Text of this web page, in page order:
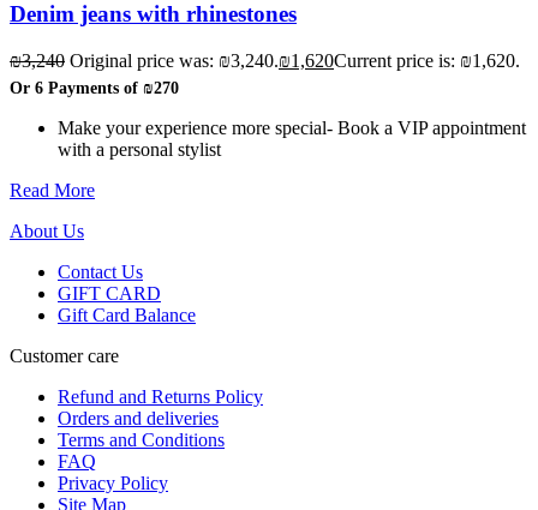
Denim jeans with rhinestones
₪3,240 Original price was: ₪3,240.₪1,620Current price is: ₪1,620.
Or 6 Payments of ₪270
Make your experience more special- Book a VIP appointment
with a personal stylist
Read More
About Us
Contact Us
GIFT CARD
Gift Card Balance
Customer care
Refund and Returns Policy
Orders and deliveries
Terms and Conditions
FAQ
Privacy Policy
Site Map